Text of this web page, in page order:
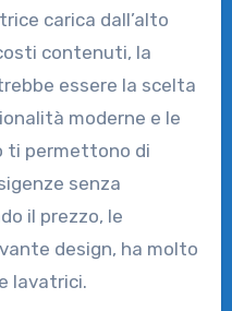
carica dall’alto
contenuti, la
essere la scelta
moderne e le
ti permettono di
senza
il prezzo, le
design, ha molto
lavatrici.